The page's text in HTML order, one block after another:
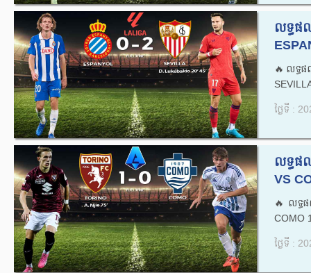
លទ្ធផ
🔥លទ្ធផ
ថ្ងៃទី :
លទ្ធផ
VS
🔥លទ្ធ
COMO
ថ្ងៃទី :